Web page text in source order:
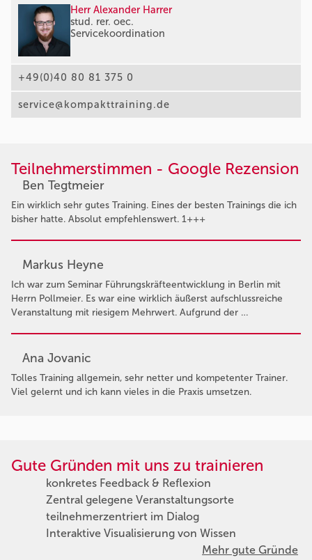
Herr Alexander Harrer
stud. rer. oec.
Servicekoordination
+49(0)40 80 81 375 0
service@kompakttraining.de
Teilnehmerstimmen - Google Rezension
Ben Tegtmeier
Ein wirklich sehr gutes Training. Eines der besten Trainings die ich
bisher hatte. Absolut empfehlenswert. 1+++
Markus Heyne
Ich war zum Seminar Führungskräfteentwicklung in Berlin mit
Herrn Pollmeier. Es war eine wirklich äußerst aufschlussreiche
Veranstaltung mit riesigem Mehrwert. Aufgrund der …
Ana Jovanic
Tolles Training allgemein, sehr netter und kompetenter Trainer.
Viel gelernt und ich kann vieles in die Praxis umsetzen.
Gute Gründen mit uns zu trainieren
konkretes Feedback & Reflexion
Zentral gelegene Veranstaltungsorte
teilnehmerzentriert im Dialog
Interaktive Visualisierung von Wissen
Mehr gute Gründe